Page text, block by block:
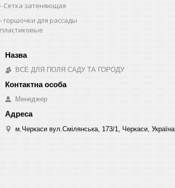
Сетка затеняющая
горшочки для рассады
пластиковые
ВСЕ ДЛЯ ПОЛЯ САДУ ТА ГОРОДУ
Менеджер
м.Черкаси вул.Смілянська, 173/1, Черкаси, Україна